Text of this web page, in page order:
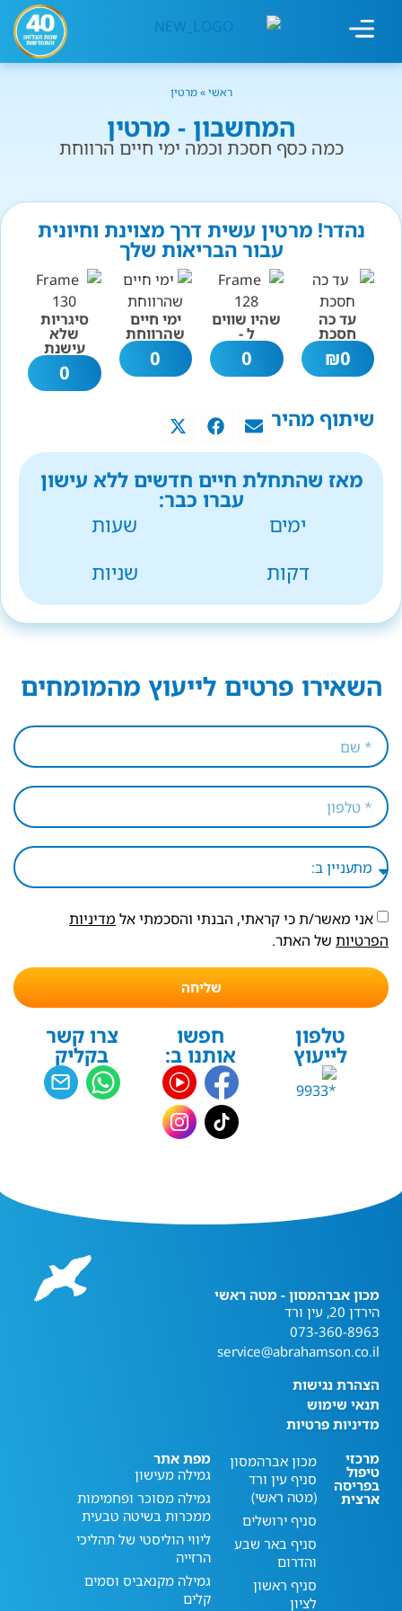
ראשי»מרטין
המחשבון - מרטין
כמה כסף חסכת וכמה ימי חיים הרווחת
נהדר! מרטין עשית דרך מצוינת וחיונית
עבור הבריאות שלך
עד כה
חסכת
0
₪
שהיו שווים
ל -
0
ימי חיים
שהרווחת
0
סיגריות
שלא
עישנת
0
שיתוף מהיר
מאז שהתחלת חיים חדשים ללא עישון
עברו כבר:
ימים
שעות
דקות
שניות
השאירו פרטים לייעוץ מהמומחים
אני מאשר/ת כי קראתי, הבנתי והסכמתי אל מדיניות
הפרטיות של האתר.
שליחה
טלפון
לייעוץ
חפשו
אותנו ב:
צרו קשר
בקליק
מכון אברהמסון - מטה ראשי
הירדן 20, עין ורד
073-360-8963
service@abrahamson.co.il
הצהרת נגישות
תנאי שימוש
מדיניות פרטיות
מרכזי
טיפול
בפריסה
ארצית
מכון אברהמסון
סניף עין ורד
(מטה ראשי)
סניף ירושלים
סניף באר שבע
והדרום
סניף ראשון
לציון
מפת אתר
גמילה מעישון
גמילה מסוכר ופחמימות
ממכרות בשיטה טבעית
ליווי הוליסטי של תהליכי
הרזייה
גמילה מקנאביס וסמים
קלים